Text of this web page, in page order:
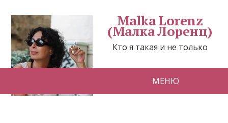
Malka Lorenz
(Малка Лоренц)
Кто я такая и не только
МЕНЮ